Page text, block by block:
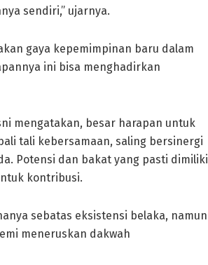
sendiri,” ujarnya.
gaya kepemimpinan baru dalam
ini bisa menghadirkan
mengatakan, besar harapan untuk
tali kebersamaan, saling bersinergi
Potensi dan bakat yang pasti dimiliki
kontribusi.
sebatas eksistensi belaka, namun
meneruskan dakwah